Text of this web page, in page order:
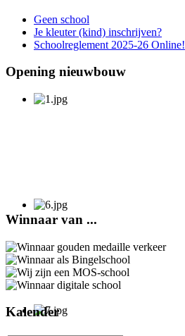
Geen school
Je kleuter (kind) inschrijven?
Schoolreglement 2025-26 Online!
Opening nieuwbouw
Winnaar van ...
Kalender